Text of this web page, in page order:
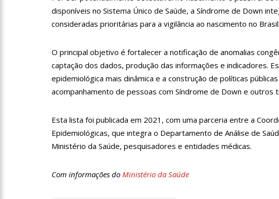
12:43 Um ano após morte de Dom e
12:37 Carro invade contramão e atinge
Homem leva garota de programa
12:29
Mulher corre o risco de ficar cega
Manaus
disponíveis no Sistema Único de Saúde, a Síndrome de Down
consideradas prioritárias para a vigilância ao nascimento no Brasil.
O principal objetivo é fortalecer a notificação de anomalias
captação dos dados, produção das informações e indicadores.
epidemiológica mais dinâmica e a construção de políticas
acompanhamento de pessoas com Síndrome de Down e outros
Esta lista foi publicada em 2021, com uma parceria entre a
Epidemiológicas, que integra o Departamento de Análise de
Ministério da Saúde, pesquisadores e entidades médicas.
Com informações do Ministério da Saúde